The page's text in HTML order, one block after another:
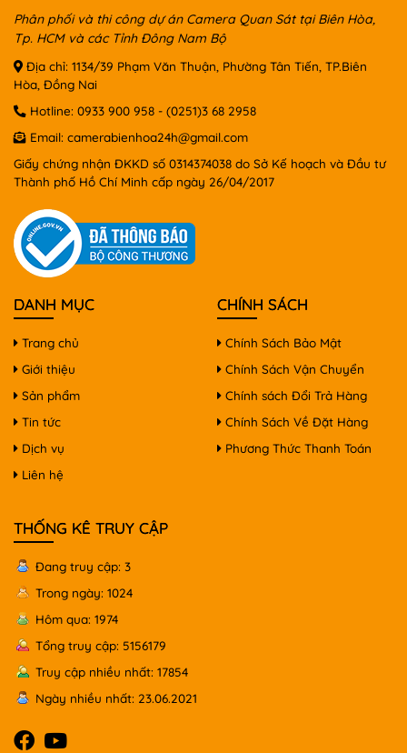
Phân phối và thi công dự án Camera Quan Sát tại Biên Hòa,
Tp. HCM và các Tỉnh Đông Nam Bộ
Địa chỉ: 1134/39 Phạm Văn Thuận, Phường Tân Tiến, TP.Biên
Hòa, Đồng Nai
Hotline: 0933 900 958 - (0251)3 68 2958
Email: camerabienhoa24h@gmail.com
Giấy chứng nhận ĐKKD số 0314374038 do Sở Kế hoạch và Đầu tư
Thành phố Hồ Chí Minh cấp ngày 26/04/2017
DANH MỤC
Trang chủ
Giới thiệu
Sản phẩm
Tin tức
Dịch vụ
Liên hệ
CHÍNH SÁCH
Chính Sách Bảo Mật
Chính Sách Vận Chuyển
Chính sách Đổi Trả Hàng
Chính Sách Về Đặt Hàng
Phương Thức Thanh Toán
THỐNG KÊ TRUY CẬP
Đang truy cập: 3
Trong ngày: 1024
Hôm qua: 1974
Tổng truy cập: 5156179
Truy cập nhiều nhất: 17854
Ngày nhiều nhất: 23.06.2021